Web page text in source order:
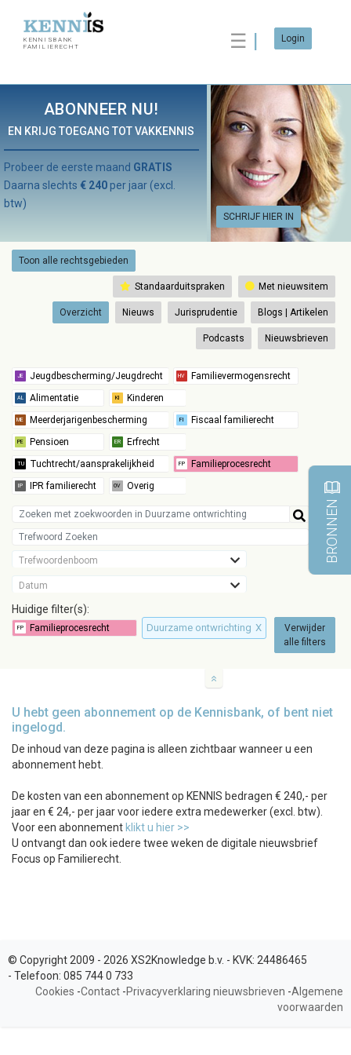
KENNISBANK
FAMILIERECHT
☰ Login
ABONNEER NU!
EN KRIJG TOEGANG TOT VAKKENNIS
SCHRIJF HIER IN
Probeer de eerste maand GRATIS
Daarna slechts € 240 per jaar (excl.
btw)
Toon alle rechtsgebieden
Standaarduitspraken Met nieuwsitem
Overzicht Nieuws Jurisprudentie Blogs | Artikelen
Podcasts Nieuwsbrieven
Trefwoordenboom
Datum
Huidige filter(s):
Duurzame ontwrichting X
Verwijder
alle filters
U hebt geen abonnement op de Kennisbank, of bent niet
ingelogd.
De inhoud van deze pagina is alleen zichtbaar wanneer u een
abonnement hebt.
De kosten van een abonnement op KENNIS bedragen € 240,- per
jaar en € 24,- per jaar voor iedere extra medewerker (excl. btw).
Voor een abonnement klikt u hier >>
U ontvangt dan ook iedere twee weken de digitale nieuwsbrief
Focus op Familierecht.
BRONNEN
© Copyright 2009 - 2026 XS2Knowledge b.v. - KVK: 24486465
- Telefoon: 085 744 0 733
Cookies -Contact -Privacyverklaring nieuwsbrieven -Algemene
voorwaarden